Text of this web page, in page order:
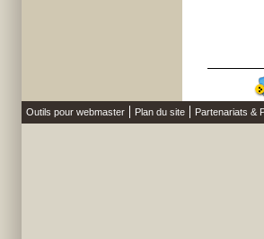
Outils pour webmaster Plan du site Partenariats &